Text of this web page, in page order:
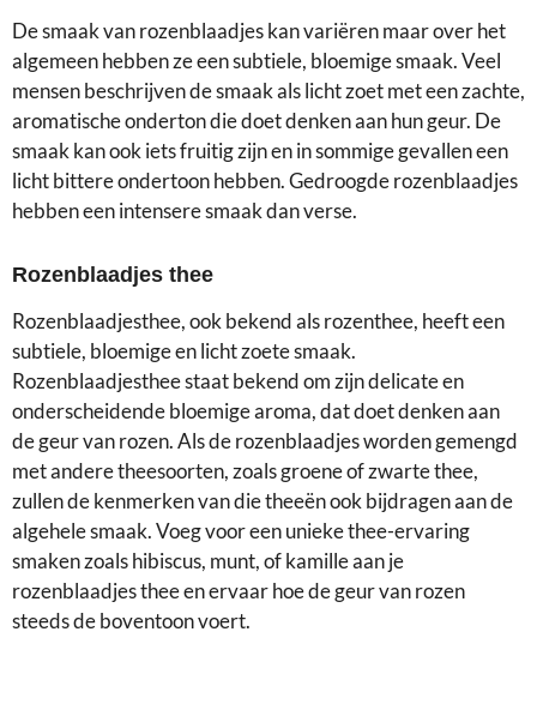
De smaak van rozenblaadjes kan variëren maar over het
algemeen hebben ze een subtiele, bloemige smaak. Veel
mensen beschrijven de smaak als licht zoet met een zachte,
aromatische onderton die doet denken aan hun geur. De
smaak kan ook iets fruitig zijn en in sommige gevallen een
licht bittere ondertoon hebben. Gedroogde rozenblaadjes
hebben een intensere smaak dan verse.
Rozenblaadjes thee
Rozenblaadjesthee, ook bekend als rozenthee, heeft een
subtiele, bloemige en licht zoete smaak.
Rozenblaadjesthee staat bekend om zijn delicate en
onderscheidende bloemige aroma, dat doet denken aan
de geur van rozen. Als de rozenblaadjes worden gemengd
met andere theesoorten, zoals groene of zwarte thee,
zullen de kenmerken van die theeën ook bijdragen aan de
algehele smaak. Voeg voor een unieke thee-ervaring
smaken zoals hibiscus, munt, of kamille aan je
rozenblaadjes thee en ervaar hoe de geur van rozen
steeds de boventoon voert.